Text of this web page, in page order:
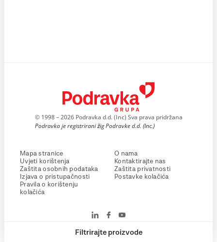
Filtrirajte proizvode
© 1998 – 2026 Podravka d.d. (Inc) Sva prava pridržana
Podravka je registrirani žig Podravke d.d. (Inc.)
Mapa stranice
Uvjeti korištenja
Zaštita osobnih podataka
Izjava o pristupačnosti
Pravila o korištenju
kolačića
O nama
Kontaktirajte nas
Zaštita privatnosti
Postavke kolačića